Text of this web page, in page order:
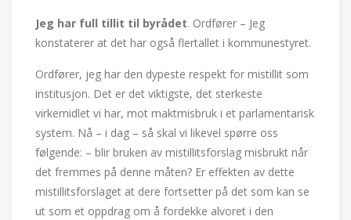
Jeg har full tillit til byrådet. Ordfører – Jeg
konstaterer at det har også flertallet i kommunestyret.
Ordfører, jeg har den dypeste respekt for mistillit som
institusjon. Det er det viktigste, det sterkeste
virkemidlet vi har, mot maktmisbruk i et parlamentarisk
system. Nå – i dag – så skal vi likevel spørre oss
følgende: – blir bruken av mistillitsforslag misbrukt når
det fremmes på denne måten? Er effekten av dette
mistillitsforslaget at dere fortsetter på det som kan se
ut som et oppdrag om å fordekke alvoret i den